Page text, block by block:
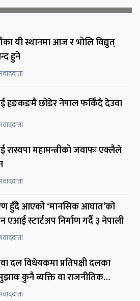
यी स्थानमा आज र भोलि विद्युत्
हुने
हङकङमै छोडेर नेपाल फर्किँदै देउवा
रास्वपा महामन्त्रीको जवाफः एक्लैले
हुँदै आएको ‘मानसिक आघात’को
एआई स्टार्टअप निर्माण गर्दै ३ नेपाली
दल विधेयकमा प्रतिपक्षी दलका
कुनै व्यक्ति वा राजनीतिक
निर्देशित हुने संस्था नबनोस्